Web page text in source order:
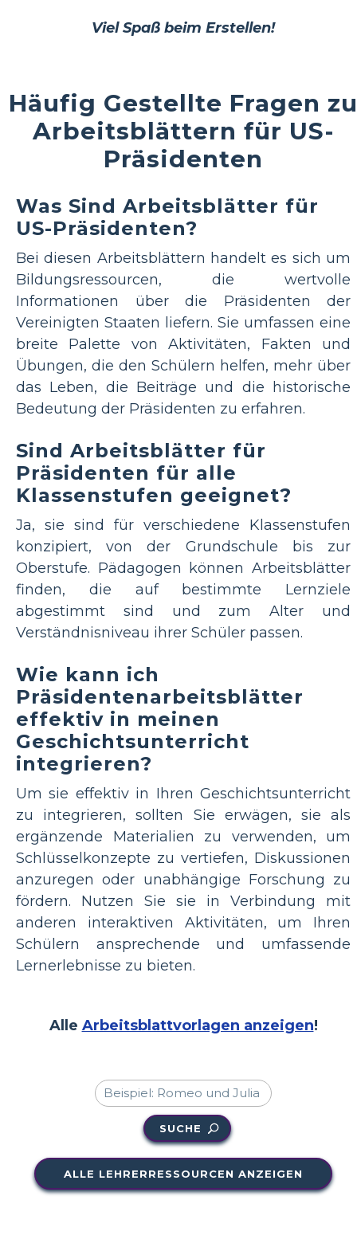
Viel Spaß beim Erstellen!
Häufig Gestellte Fragen zu
Arbeitsblättern für US-
Präsidenten
Was Sind Arbeitsblätter für
US-Präsidenten?
Bei diesen Arbeitsblättern handelt es sich um
Bildungsressourcen, die wertvolle
Informationen über die Präsidenten der
Vereinigten Staaten liefern. Sie umfassen eine
breite Palette von Aktivitäten, Fakten und
Übungen, die den Schülern helfen, mehr über
das Leben, die Beiträge und die historische
Bedeutung der Präsidenten zu erfahren.
Sind Arbeitsblätter für
Präsidenten für alle
Klassenstufen geeignet?
Ja, sie sind für verschiedene Klassenstufen
konzipiert, von der Grundschule bis zur
Oberstufe. Pädagogen können Arbeitsblätter
finden, die auf bestimmte Lernziele
abgestimmt sind und zum Alter und
Verständnisniveau ihrer Schüler passen.
Wie kann ich
Präsidentenarbeitsblätter
effektiv in meinen
Geschichtsunterricht
integrieren?
Um sie effektiv in Ihren Geschichtsunterricht
zu integrieren, sollten Sie erwägen, sie als
ergänzende Materialien zu verwenden, um
Schlüsselkonzepte zu vertiefen, Diskussionen
anzuregen oder unabhängige Forschung zu
fördern. Nutzen Sie sie in Verbindung mit
anderen interaktiven Aktivitäten, um Ihren
Schülern ansprechende und umfassende
Lernerlebnisse zu bieten.
Alle Arbeitsblattvorlagen anzeigen!
SUCHE
ALLE LEHRERRESSOURCEN ANZEIGEN